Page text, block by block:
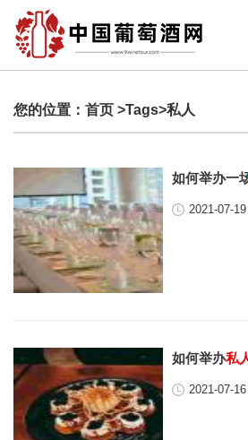
您的位置： 首页 >Tags>私人
如何举办一
2021-07-
如何举办私
2021-07-